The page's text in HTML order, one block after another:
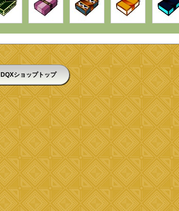
DQXショップトップ